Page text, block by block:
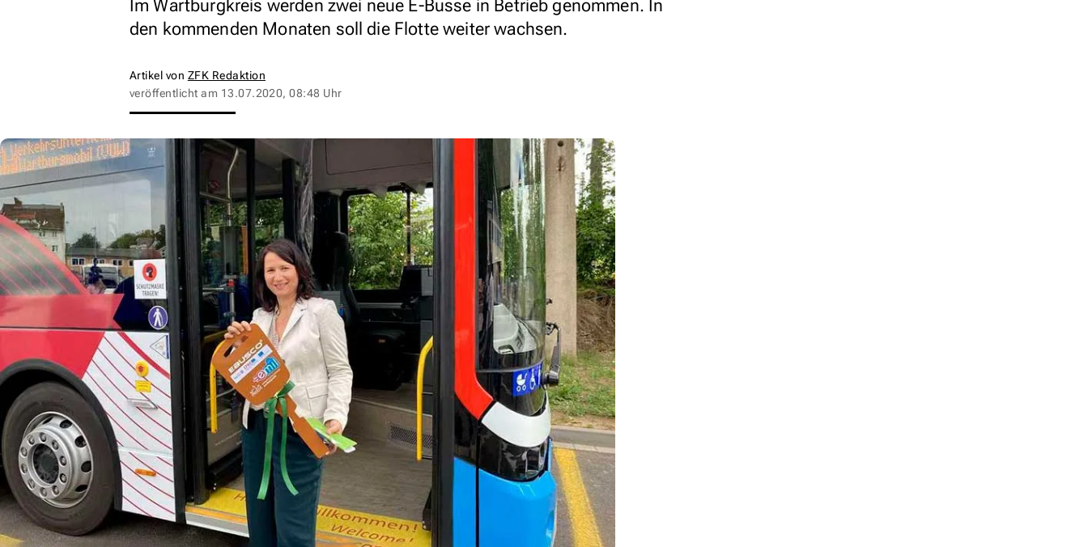
Im Wartburgkreis werden zwei neue E-Busse in Betrieb genommen. In
den kommenden Monaten soll die Flotte weiter wachsen.
Artikel von ZFK Redaktion
veröffentlicht am 13.07.2020, 08:48 Uhr